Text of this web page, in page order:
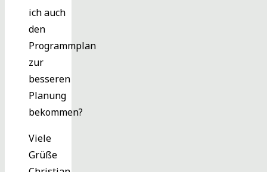
ich auch
den
Programmplan
zur
besseren
Planung
bekommen?
Viele
Grüße